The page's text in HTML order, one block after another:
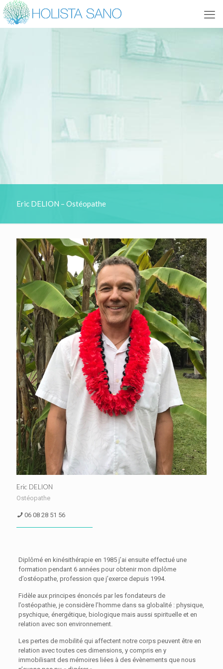
Eric DELION – Ostéopathe
Eric DELION
Ostéopathe
06 08 28 51 56
Diplômé en kinésithérapie en 1985 j’ai ensuite effectué une
formation pendant 6 années pour obtenir mon diplôme
d’ostéopathe, profession que j’exerce depuis 1994.
Fidèle aux principes énoncés par les fondateurs de
l’ostéopathie, je considère l’homme dans sa globalité : physique,
psychique, énergétique, biologique mais aussi spirituelle et en
relation avec son environnement.
Les pertes de mobilité qui affectent notre corps peuvent être en
relation avec toutes ces dimensions, y compris en y
immobilisant des mémoires liées à des évènements que nous